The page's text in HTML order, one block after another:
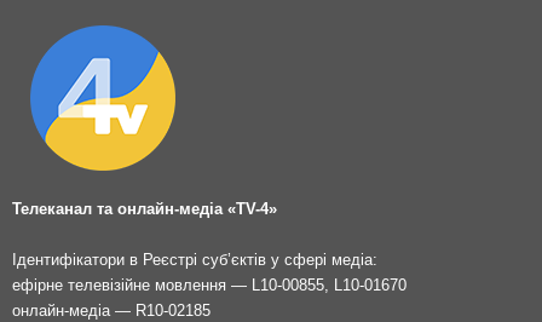
Телеканал та онлайн-медіа «TV-4»
Ідентифікатори в Реєстрі суб’єктів у сфері медіа:
ефірне телевізійне мовлення — L10-00855, L10-01670
онлайн-медіа — R10-02185